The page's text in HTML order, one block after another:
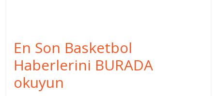
En Son Basketbol
Haberlerini BURADA
okuyun